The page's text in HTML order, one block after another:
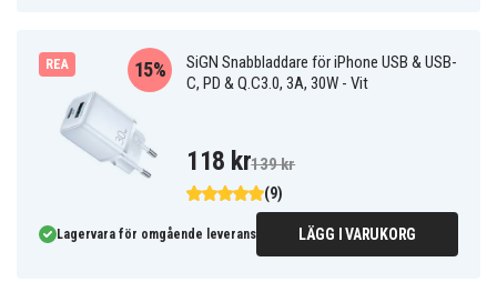
REA
SiGN Snabbladdare för iPhone USB & USB-
C, PD & Q.C3.0, 3A, 30W - Vit
(9)
15%
118 kr139 kr
Lagervara för omgående leverans LÄGG I VARUKORG